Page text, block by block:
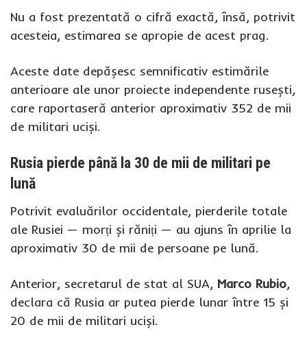
Nu a fost prezentată o cifră exactă, însă, potrivit
acesteia, estimarea se apropie de acest prag.
Aceste date depășesc semnificativ estimările
anterioare ale unor proiecte independente rusești,
care raportaseră anterior aproximativ 352 de mii
de militari uciși.
Rusia pierde până la 30 de mii de militari pe
lună
Potrivit evaluărilor occidentale, pierderile totale
ale Rusiei — morți și răniți — au ajuns în aprilie la
aproximativ 30 de mii de persoane pe lună.
Anterior, secretarul de stat al SUA, Marco Rubio,
declara că Rusia ar putea pierde lunar între 15 și
20 de mii de militari uciși.